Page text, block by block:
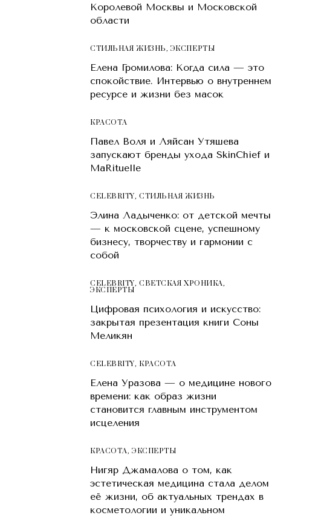
Королевой Москвы и Московской
области
СТИЛЬНАЯ ЖИЗНЬ, ЭКСПЕРТЫ
Елена Громилова: Когда сила — это
спокойствие. Интервью о внутреннем
ресурсе и жизни без масок
КРАСОТA
Павел Воля и Ляйсан Утяшева
запускают бренды ухода SkinChief и
MaRituelle
CELEBRITY,СТИЛЬНАЯ ЖИЗНЬ
Элина Ладыченко: от детской мечты
— к московской сцене, успешному
бизнесу, творчеству и гармонии с
собой
CELEBRITY,СВЕТСКАЯ ХРОНИКА,
ЭКСПЕРТЫ
Цифровая психология и искусство:
закрытая презентация книги Соны
Меликян
CELEBRITY, КРАСОТA
Елена Уразова — о медицине нового
времени: как образ жизни
становится главным инструментом
исцеления
КРАСОТA, ЭКСПЕРТЫ
Нигяр Джамалова о том, как
эстетическая медицина стала делом
её жизни, об актуальных трендах в
косметологии и уникальном